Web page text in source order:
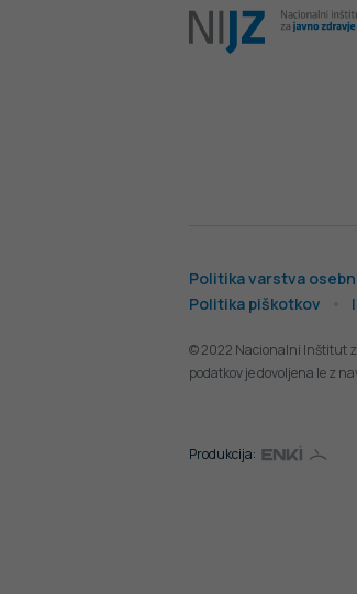
Politika varstva
Politika piškotkov
© 2022 Nacionalni Inštitut
podatkov je dovoljena le z
Produkcija: